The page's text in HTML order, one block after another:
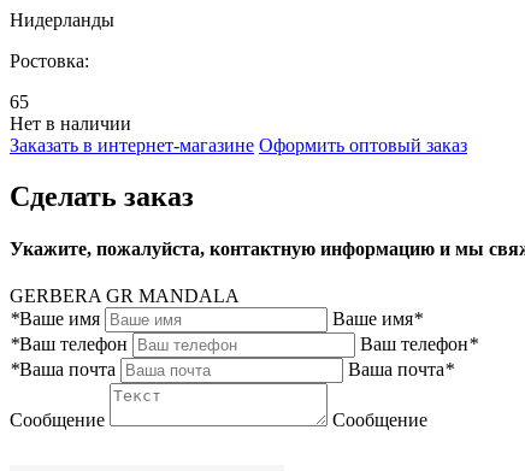
Нидерланды
Ростовка:
65
Нет в наличии
Заказать в интернет-магазине Оформить оптовый заказ
Сделать заказ
Укажите, пожалуйста, контактную информацию и мы
GERBERA GR MANDALA
*Ваше имя Ваше имя*
*Ваш телефон Ваш телефон*
*Ваша почта Ваша почта*
Сообщение Сообщение